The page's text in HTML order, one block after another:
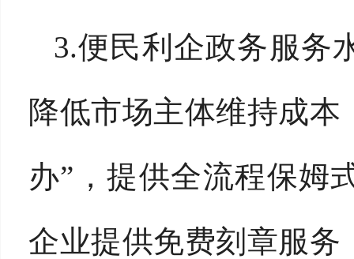
3.便民利企政务服务
降低市场主体维持成
办”，提供全流程保姆
企业提供免费刻章服